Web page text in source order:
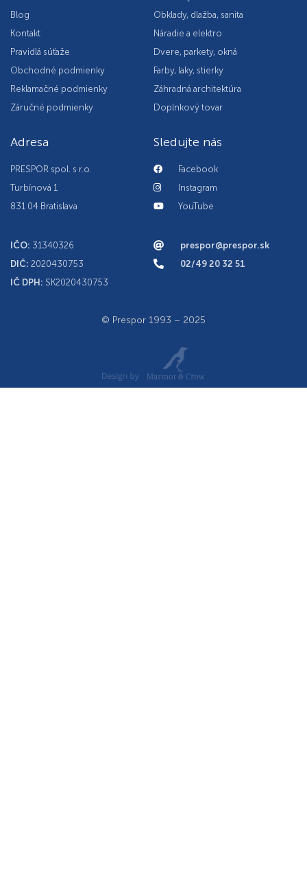
Blog
Kontakt
Pravidlá súťaže
Obchodné podmienky
Reklamačné podmienky
Záručné podmienky
Obklady, dlažba, sanita
Náradie a elektro
Dvere, parkety, okná
Farby, laky, stierky
Záhradná architektúra
Doplnkový tovar
Adresa
PRESPOR spol. s r.o.
Turbínová 1
831 04 Bratislava
IČO: 31340326
DIČ: 2020430753
IČ DPH: SK2020430753
Sledujte nás
Facebook
Instagram
YouTube
prespor@prespor.sk
02/49 20 32 51
© Prespor 1993 – 2025